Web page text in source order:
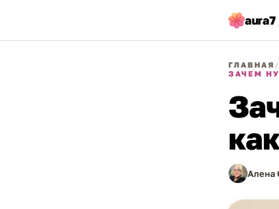
aura7
ГЛАВНАЯ /
ЗАЧЕМ
Алена